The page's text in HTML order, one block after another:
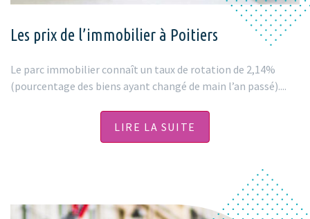
Les prix de l’immobilier à Poitiers
Le parc immobilier connaît un taux de rotation de 2,14%
(pourcentage des biens ayant changé de main l’an passé)....
LIRE LA SUITE